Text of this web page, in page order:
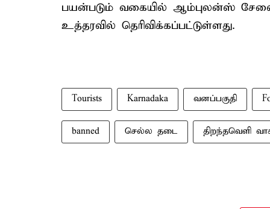
பயன்படும் வகையில் ஆம்புலன்ஸ்
உத்தரவில் தெரிவிக்கப்பட்டுள்ளது.
Tourists Karnadaka வனப்பகுதி
banned செல்ல தடை திறந்தவெளி